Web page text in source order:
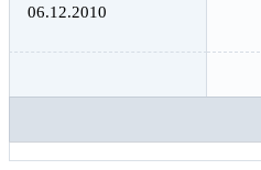
06.12.2010